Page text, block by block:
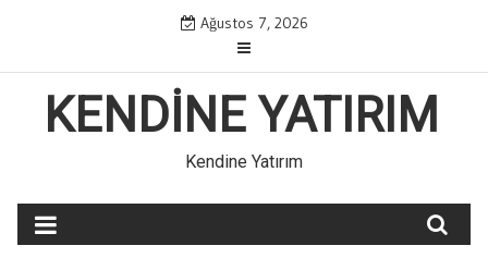
Ağustos 7, 2026
KENDINE YATIRIM
Kendine Yatırım